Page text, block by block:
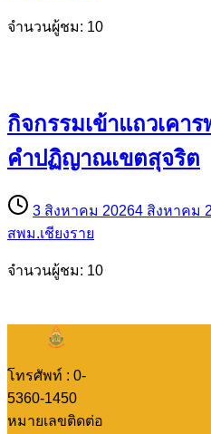
จำนวนผู้ชม: 10
กิจกรรมเข้าแถวเคา
คำปฏิญาณเขตสุจริต
3 สิงหาคม 20264 สิงหาคม
สพม.เชียงราย
จำนวนผู้ชม: 10
โทรศัพท์ : 0-
5360-1450
หมายเลขติดต่อ